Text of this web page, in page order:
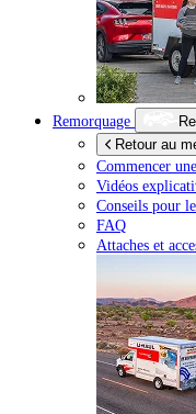
Remorquage
Retour au
Commencer
Vidéos
Conseils pour
FAQ
Attaches et